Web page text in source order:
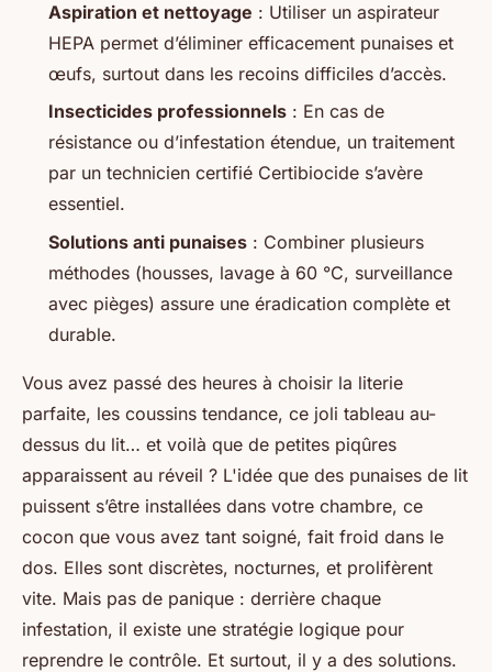
Aspiration et nettoyage : Utiliser un aspirateur
HEPA permet d’éliminer efficacement punaises et
œufs, surtout dans les recoins difficiles d’accès.
Insecticides professionnels : En cas de
résistance ou d’infestation étendue, un traitement
par un technicien certifié Certibiocide s’avère
essentiel.
Solutions anti punaises : Combiner plusieurs
méthodes (housses, lavage à 60 °C, surveillance
avec pièges) assure une éradication complète et
durable.
Vous avez passé des heures à choisir la literie
parfaite, les coussins tendance, ce joli tableau au-
dessus du lit… et voilà que de petites piqûres
apparaissent au réveil ? L'idée que des punaises de lit
puissent s’être installées dans votre chambre, ce
cocon que vous avez tant soigné, fait froid dans le
dos. Elles sont discrètes, nocturnes, et prolifèrent
vite. Mais pas de panique : derrière chaque
infestation, il existe une stratégie logique pour
reprendre le contrôle. Et surtout, il y a des solutions.